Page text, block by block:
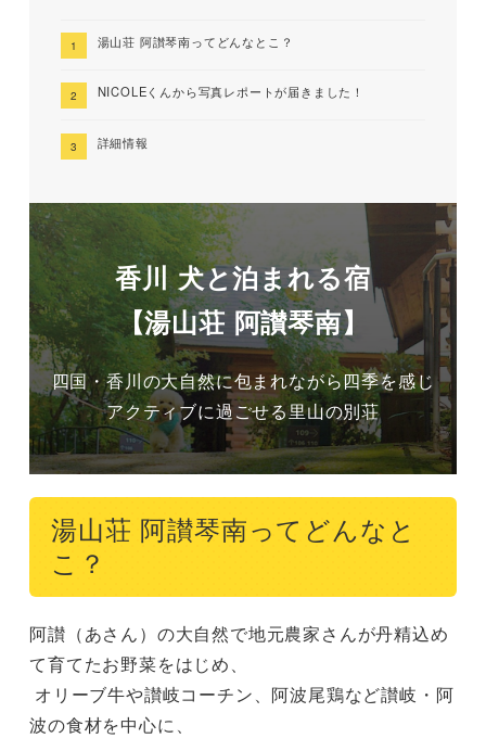
湯山荘 阿讃琴南ってどんなとこ？
NICOLEくんから写真レポートが届きました！
詳細情報
香川 犬と泊まれる宿
【湯山荘 阿讃琴南】
四国・香川の大自然に包まれながら四季を感じ
アクティブに過ごせる里山の別荘
湯山荘 阿讃琴南ってどんなと
こ？
阿讃（あさん）の大自然で地元農家さんが丹精込め
て育てたお野菜をはじめ、
波の食材を中心に、